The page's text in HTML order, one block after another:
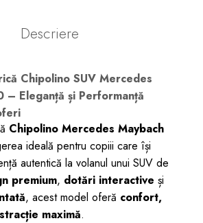
Descriere
Chipolino SUV Mercedes
– Eleganță și Performanță
Chipolino Mercedes Maybach
ideală pentru copiii care își
autentică la volanul unui SUV de
premium, dotări interactive și
, acest model oferă confort,
maximă.